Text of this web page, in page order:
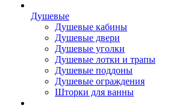
Душевые
Душевые кабины
Душевые двери
Душевые уголки
Душевые лотки и трапы
Душевые поддоны
Душевые ограждения
Шторки для ванны